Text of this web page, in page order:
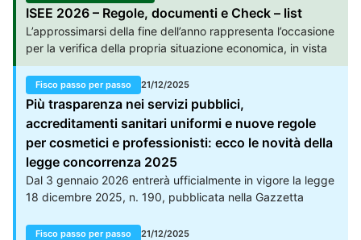
Sanzioni rischi Grazie In merito al quesito posto si
evidenzia che "qualora" ade riuscisse a "verificare" gli -
incassi ricevuti - si dovrebbe inquadrare la violazione come
emissione di fatture elettroniche - tardive - che per il
forfettario comporta una sanzione per ogni fattura pari al 5
di quanto ricevuto e non fatturato nei termini. Sanzione da
250 (avvedibile / riducibile nelle consuete modalità) se,
come "normalmente" avviene la violazione non incide a
livello redditi come nel caso di emissione di fatture entro
31.12.2025.
ISEE 2026 – Regole, documenti e Check – list
L’approssimarsi della fine dell’anno rappresenta l’occasione
per la verifica della propria situazione economica, in vista
del rinnovo dell’ISEE per l’anno successivo, al fine di
garantire continuità alle prestazioni sociali già attive o per
accedere a benefici già esistenti o di nuova introduzione.
L’ISEE, aggiornato dai più recenti interventi regolatori,
rimane lo strumento attraverso cui misurare la capacità
economica del nucleo familiare e determinare l’accesso ad
agevolazioni fondamentali, come bonus, contributi e misure
di sostegno.
Fisco passo per passo 21/12/2025
Più trasparenza nei servizi pubblici,
accreditamenti sanitari uniformi e nuove regole
per cosmetici e professionisti: ecco le novità della
legge concorrenza 2025
Dal 3 gennaio 2026 entrerà ufficialmente in vigore la legge
18 dicembre 2025, n. 190, pubblicata nella Gazzetta
edizione della cosiddetta Legge annuale per il mercato e la
Fisco passo per passo 21/12/2025